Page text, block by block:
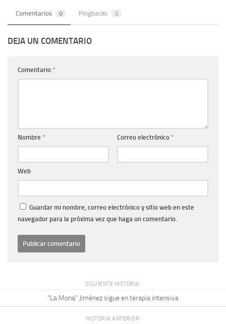
Comentarios 0 Pingbacks 3
DEJA UN COMENTARIO
Comentario *
Nombre * Correo electrónico *
Web
Guardar mi nombre, correo electrónico y sitio web en este
navegador para la próxima vez que haga un comentario.
SIGUIENTE HISTORIA
“La Mona” Jiménez sigue en terapia intensiva
HISTORIA ANTERIOR